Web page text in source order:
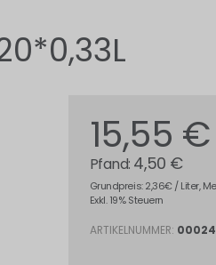
15,55 €
Grundpreis: 2,36€ / Liter,
4,50 €
Exkl. 19% Steuern
ARTIKELNUMMER